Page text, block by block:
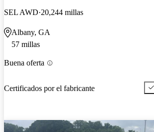
SEL AWD 20,244 millas
Albany, GA
57 millas
Buena oferta
Certificados por el fabricante